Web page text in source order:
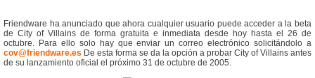
Friendware ha anunciado que ahora cualquier usuario puede acceder a la beta
de City of Villains de forma gratuita e inmediata desde hoy hasta el 26 de
octubre. Para ello solo hay que enviar un correo electrónico solicitándolo a
cov@friendware.es De esta forma se da la opción a probar City of Villains antes
de su lanzamiento oficial el próximo 31 de octubre de 2005.